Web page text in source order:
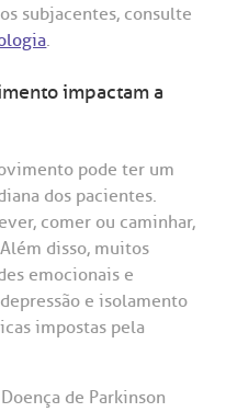
subjacentes, consulte
.
impactam a
pode ter um
dos pacientes.
comer ou caminhar,
disso, muitos
emocionais e
e isolamento
impostas pela
de Parkinson